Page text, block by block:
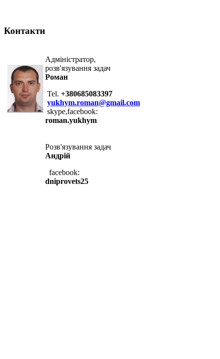
Контакти
Адміністратор,
розв'язування задач
Роман
Tel. +380685083397
yukhym.roman@gmail.com
skype,facebook:
roman.yukhym
Розв'язування задач
Андрій
facebook:
dniprovets25